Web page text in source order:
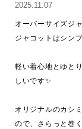
2025.11.07
オーバーサイズジ
ジャコットはシン
軽い着心地とゆと
しいです✨
オリジナルのカシ
ので、さらっと巻